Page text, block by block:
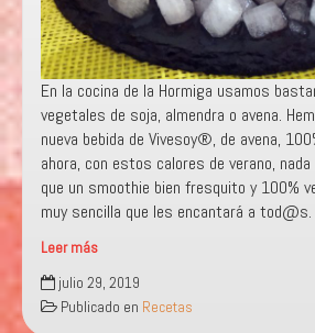
En la cocina de la Hormiga usamos
vegetales de soja, almendra o avena.
nueva bebida de Vivesoy®, de avena,
ahora, con estos calores de verano,
que un smoothie bien fresquito y 100%
muy sencilla que les encantará a
Leer más
«SMOOTHIE
DE
VERANO»
julio 29, 2019
Publicado en Recetas